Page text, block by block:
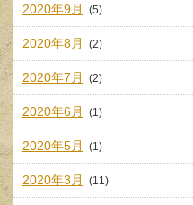
2020年9月 (5)
2020年8月 (2)
2020年7月 (2)
2020年6月 (1)
2020年5月 (1)
2020年3月 (11)